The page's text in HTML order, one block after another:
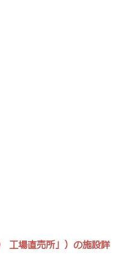
工場直売所」）の施設詳